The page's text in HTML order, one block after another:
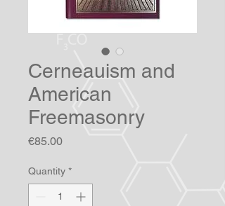
Cerneauism and
American
Freemasonry
€85.00Price
Quantity *